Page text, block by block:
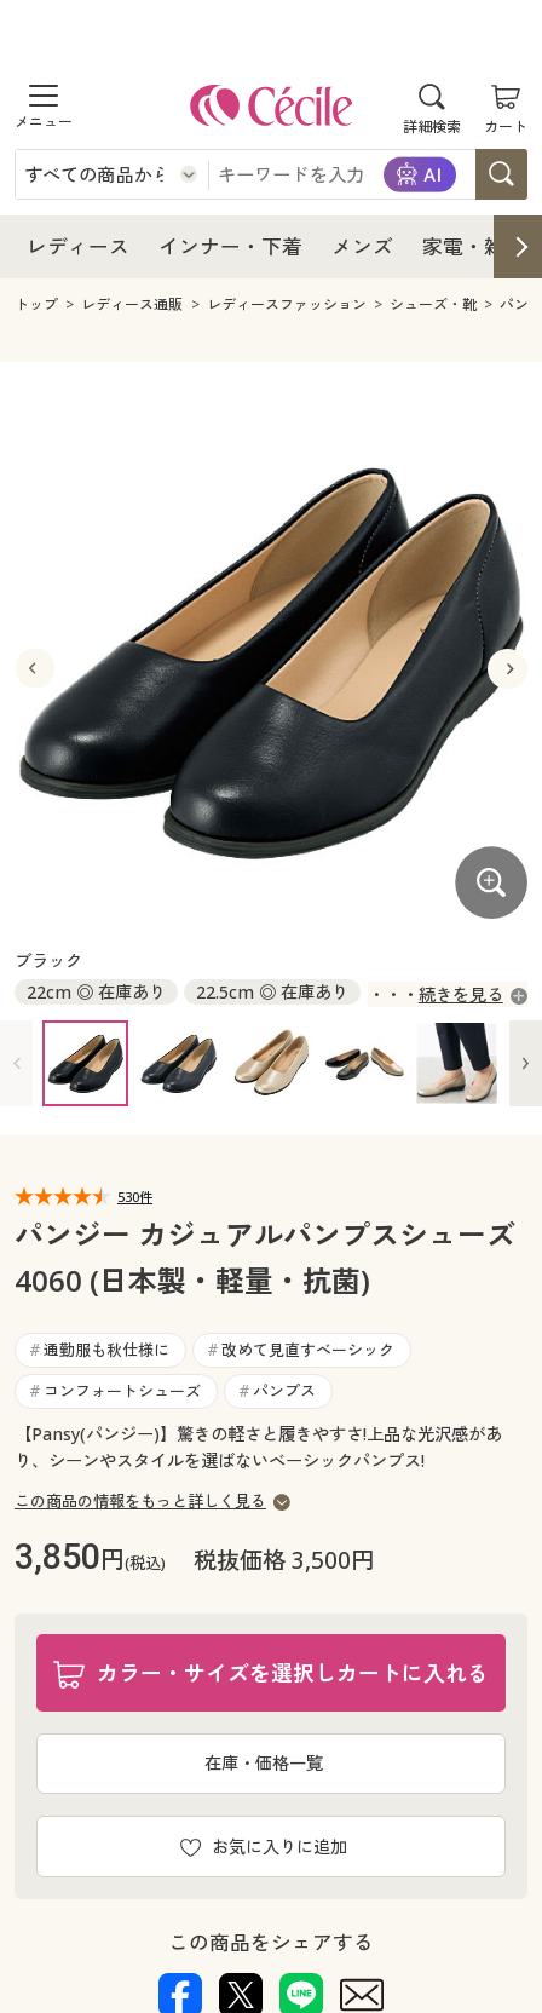
詳細検索 カート
商品を探す
レディース
レディースファッション
インナー・下着
インナー・下着通販すべて
メンズ
キッチン・雑貨・日用品
寝具・インテリア・家具通販すべて
寝具・ベッド
カーテン・ラグ・ファブリック
美容・健康・サプリメント
制服・スクールすべて
制服・学生服
ジュニア・ティーンズ下着
大きいサイズ
大きいサイズ通販すべて
大きいサイズ レディース服
大きいサイズ レディース下着
大きいサイズ 事務・制服
バーゲン
バーゲンセール
シークレットセール
詳細検索
商品カテゴリ一覧
カタログ・チラシからのご注文
デジタルカタログ
カタログ無料プレゼント
マイページ
閲覧履歴
お気に入り
サポート
ご利用ガイド
レディース インナー・下着 メンズ 家電・雑貨
レディース
レディース通販すべて
レディースファッション
インナー・下着
インナー・下着通販すべて
メンズ
カーテン・ラグ・ファブリック
美容・健康・サプリメント
ジュニア・ティーンズ下着
大きいサイズ通販すべて
大きいサイズ レディース服
大きいサイズ レディース下着
大きいサイズ メンズ
バーゲンセール
シークレットセール
詳細検索
商品カテゴリ一覧
カタログ無料プレゼント
会員メニュー
閲覧履歴
お気に入り
ご利用ガイド
よくある質問とお問い合わせ
トップ レディース通販 レディースファッション シューズ・靴 パン
ブラック
22cm ◎ 在庫あり
22.5cm ◎ 在庫あり
23cm ◎ 在庫あり
24cm ◎ 在庫あり
24.5cm ◎ 在庫あり
25cm(ブラックのみ) ◎ 在庫あり
続きを見る
530件
パンジー カジュアルパンプスシューズ
4060 (日本製・軽量・抗菌)
# 通勤服も秋仕様に # 改めて見直すベーシック
# コンフォートシューズ # パンプス
【Pansy(パンジー)】驚きの軽さと履きやすさ!上品な光沢感があ
り、シーンやスタイルを選ばないベーシックパンプス!
この商品の情報をもっと詳しく見る
3,850円(税込) 税抜価格 3,500円
カラー・サイズを選択しカートに入れる
お気に入りに追加
在庫・価格一覧
この商品をシェアする